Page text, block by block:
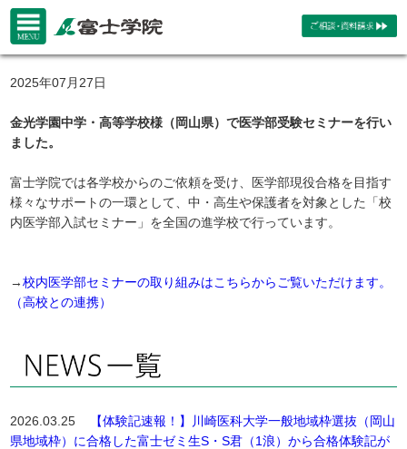
2025年07月27日
金光学園中学・高等学校様（岡山県）で医学部受験セミナーを行い
ました。
富士学院では各学校からのご依頼を受け、医学部現役合格を目指す
様々なサポートの一環として、中・高生や保護者を対象とした「校
内医学部入試セミナー」を全国の進学校で行っています。
→校内医学部セミナーの取り組みはこちらからご覧いただけます。
（高校との連携）
2026.03.25
【体験記速報！】川崎医科大学一般地域枠選抜（岡山
県地域枠）に合格した富士ゼミ生S・S君（1浪）から合格体験記が